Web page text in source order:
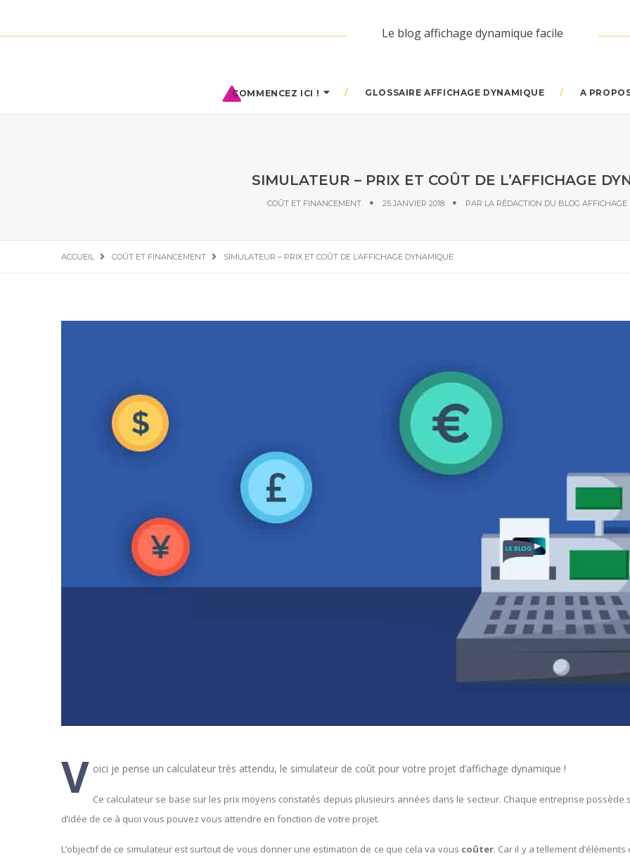
Le blog affichage dynamique facile
COMMENCEZ ICI ! GLOSSAIRE AFFICHAGE DYNAMIQUE A
SIMULATEUR – PRIX ET COÛT DE L’AFFICHAGE
COÛT ET FINANCEMENT 25 JANVIER 2018 PAR LA RÉDACTION DU BLOG
ACCUEIL COÛT ET FINANCEMENT SIMULATEUR – PRIX ET COÛT DE L’AFFICHAGE DYNAMIQUE
V oici je pense un calculateur très attendu, le simulateur de coût pour votre projet d’affichage dynamique !
Ce calculateur se base sur les prix moyens constatés depuis plusieurs années dans le secteur. Chaque entreprise
d’idée de ce à quoi vous pouvez vous attendre en fonction de votre projet.
L’objectif de ce simulateur est surtout de vous donner une estimation de ce que cela va vous coûter. Car il y a tellement